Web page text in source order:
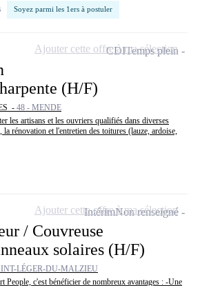
Soyez parmi les 1ers à postuler
(H/F)
- 48 - MENDE
les artisans et les ouvriers qualifiés dans diverses
la rénovation et l'entretien des toitures (lauze, ardoise,
CDITemps plein
Ajouter cette offre à ma sélection
/ Couvreuse
solaires (H/F)
LÉGER-DU-MALZIEU
People, c'est bénéficier de nombreux avantages : -Une
IntérimNon renseigné
Ajouter cette offre à ma sélection